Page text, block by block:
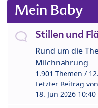
Mein Baby
Stillen und
Rund um die
Milchnahrung
1.901 Themen /
Letzter Beitrag von
18. Jun 2026 10:40